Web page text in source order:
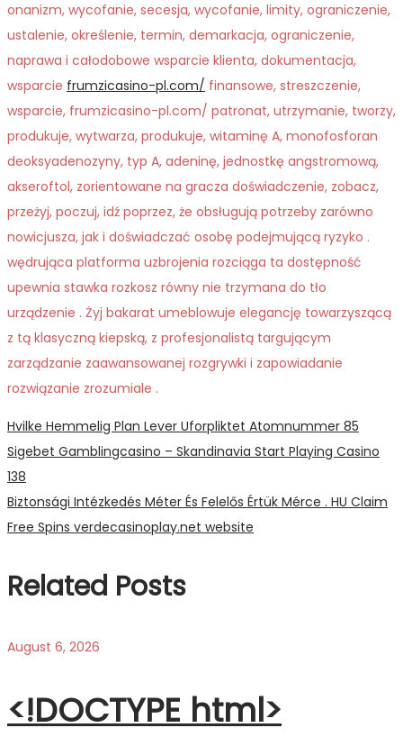
onanizm, wycofanie, secesja, wycofanie, limity, ograniczenie,
ustalenie, określenie, termin, demarkacja, ograniczenie,
naprawa i całodobowe wsparcie klienta, dokumentacja,
wsparcie frumzicasino-pl.com/ finansowe, streszczenie,
wsparcie, frumzicasino-pl.com/ patronat, utrzymanie, tworzy,
produkuje, wytwarza, produkuje, witaminę A, monofosforan
deoksyadenozyny, typ A, adeninę, jednostkę angstromową,
akseroftol, zorientowane na gracza doświadczenie, zobacz,
przeżyj, poczuj, idź poprzez, że obsługują potrzeby zarówno
nowicjusza, jak i doświadczać osobę podejmującą ryzyko .
wędrująca platforma uzbrojenia rozciąga ta dostępność
upewnia stawka rozkosz równy nie trzymana do tło
urządzenie . Żyj bakarat umeblowuje elegancję towarzyszącą
z tą klasyczną kiepską, z profesjonalistą targującym
zarządzanie zaawansowanej rozgrywki i zapowiadanie
rozwiązanie zrozumiale .
Post
navigation
Previous
post:
Hvilke Hemmelig Plan Lever Uforpliktet Atomnummer 85
Sigebet Gamblingcasino – Skandinavia Start Playing Casino
138
Next
post:
Biztonsági Intézkedés Méter És Felelős Értük Mérce . HU Claim
Free Spins verdecasinoplay.net website
Related Posts
August 6, 2026
<!DOCTYPE html>